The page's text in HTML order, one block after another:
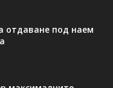
отдаване под наем